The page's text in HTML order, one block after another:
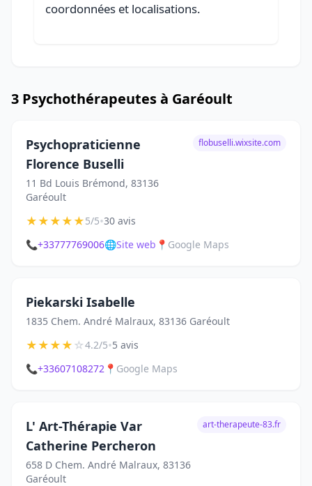
coordonnées et localisations.
3 Psychothérapeutes à Garéoult
Psychopraticienne
Florence Buselli
11 Bd Louis Brémond, 83136
Garéoult
flobuselli.wixsite.com
★★★★★5/5•30 avis
📞+33777769006🌐Site web 📍 Google Maps
Piekarski Isabelle
1835 Chem. André Malraux, 83136 Garéoult
★★★★☆4.2/5•5 avis
📞+33607108272 📍 Google Maps
L' Art-Thérapie Var
Catherine Percheron
658 D Chem. André Malraux, 83136
Garéoult
art-therapeute-83.fr